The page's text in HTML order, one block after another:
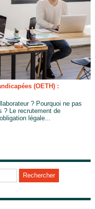
(OETH) :
? Pourquoi ne pas
? Le recrutement de
légale...